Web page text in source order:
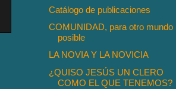
Catálogo de publicaciones
COMUNIDAD, para otro mundo
posible
LA NOVIA Y LA NOVICIA
¿QUISO JESÚS UN CLERO
COMO EL QUE TENEMOS?